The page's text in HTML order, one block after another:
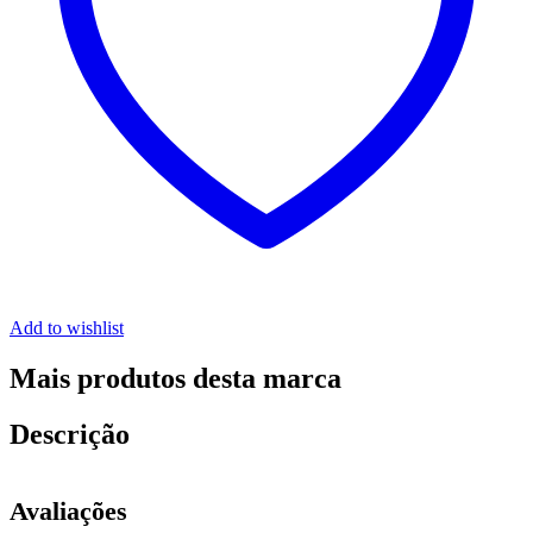
Add to wishlist
Mais produtos desta marca
Descrição
Avaliações